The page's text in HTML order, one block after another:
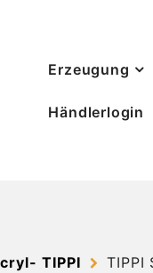
Erzeugung
Händlerlogin
TIPPI TIPPI